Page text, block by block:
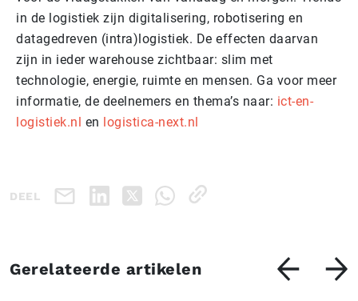
in de logistiek zijn digitalisering, robotisering en
datagedreven (intra)logistiek. De effecten daarvan
zijn in ieder warehouse zichtbaar: slim met
technologie, energie, ruimte en mensen. Ga voor meer
informatie, de deelnemers en thema’s naar: ict-en-
logistiek.nl en logistica-next.nl
DEEL
Gerelateerde artikelen